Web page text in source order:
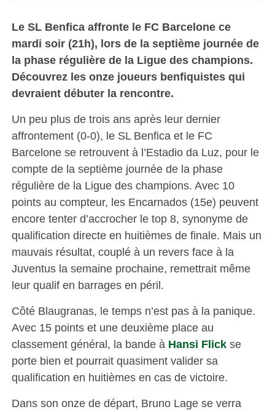
Le SL Benfica affronte le FC Barcelone ce
mardi soir (21h), lors de la septième journée de
la phase régulière de la Ligue des champions.
Découvrez les onze joueurs benfiquistes qui
devraient débuter la rencontre.
Un peu plus de trois ans après leur dernier
affrontement (0-0), le SL Benfica et le FC
Barcelone se retrouvent à l’Estadio da Luz, pour le
compte de la septième journée de la phase
régulière de la Ligue des champions. Avec 10
points au compteur, les Encarnados (15e) peuvent
encore tenter d’accrocher le top 8, synonyme de
qualification directe en huitièmes de finale. Mais un
mauvais résultat, couplé à un revers face à la
Juventus la semaine prochaine, remettrait même
leur qualif en barrages en péril.
Côté Blaugranas, le temps n’est pas à la panique.
Avec 15 points et une deuxième place au
classement général, la bande à Hansi Flickse
porte bien et pourrait quasiment valider sa
qualification en huitièmes en cas de victoire.
Dans son onze de départ, Bruno Lage se verra